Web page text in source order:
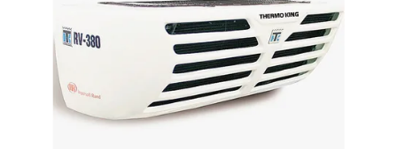
POLÍTICA
PRIVACIDADE